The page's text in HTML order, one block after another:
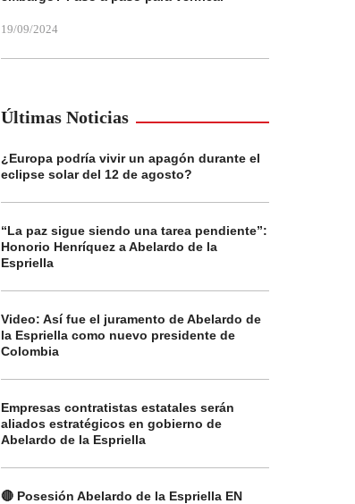
19/09/2024
Últimas Noticias
¿Europa podría vivir un apagón durante el
eclipse solar del 12 de agosto?
“La paz sigue siendo una tarea pendiente”:
Honorio Henríquez a Abelardo de la
Espriella
Video: Así fue el juramento de Abelardo de
la Espriella como nuevo presidente de
Colombia
Empresas contratistas estatales serán
aliados estratégicos en gobierno de
Abelardo de la Espriella
🔴 Posesión Abelardo de la Espriella EN